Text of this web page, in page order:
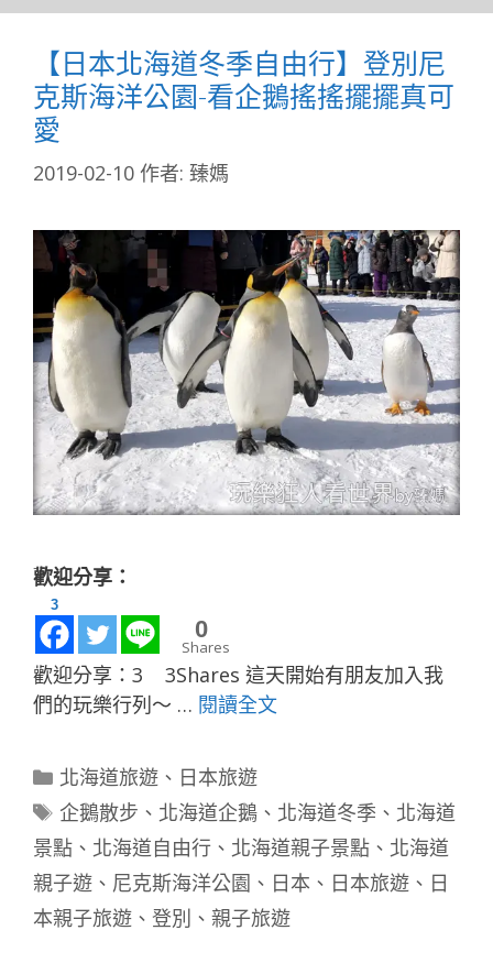
【日本北海道冬季自由行】登別尼
克斯海洋公園-看企鵝搖搖擺擺真可
愛
2019-02-10 作者: 臻媽
歡迎分享：
3
0
Shares
歡迎分享：3 3Shares 這天開始有朋友加入我
們的玩樂行列～ … 閱讀全文
分
類
北海道旅遊、 日本旅遊
標
籤
企鵝散步 、 北海道企鵝、 北海道冬季 、 北海道
景點 、 北海道自由行 、 北海道親子景點 、 北海道
親子遊 、 尼克斯海洋公園 、 日本 、 日本旅遊 、 日
本親子旅遊 、 登別 、 親子旅遊